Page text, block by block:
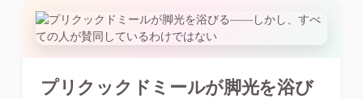
プリクックドミールが脚光を浴び